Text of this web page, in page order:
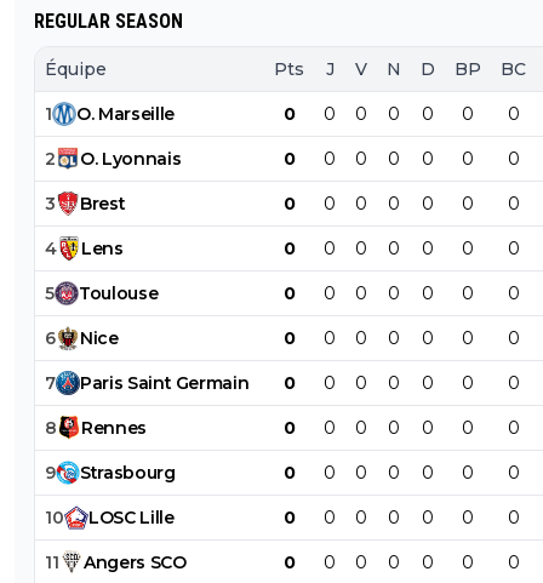
REGULAR SEASON
Équipe Pts J V N D BP BC
1 O. Marseille 0 0 0 0 0 0 0
2 O. Lyonnais 0 0 0 0 0 0 0
3 Brest 0 0 0 0 0 0 0
4 Lens 0 0 0 0 0 0 0
5 Toulouse 0 0 0 0 0 0 0
6 Nice 0 0 0 0 0 0 0
7 Paris Saint Germain 0 0 0 0 0 0 0
8 Rennes 0 0 0 0 0 0 0
9 Strasbourg 0 0 0 0 0 0 0
10 LOSC Lille 0 0 0 0 0 0 0
11 Angers SCO 0 0 0 0 0 0 0